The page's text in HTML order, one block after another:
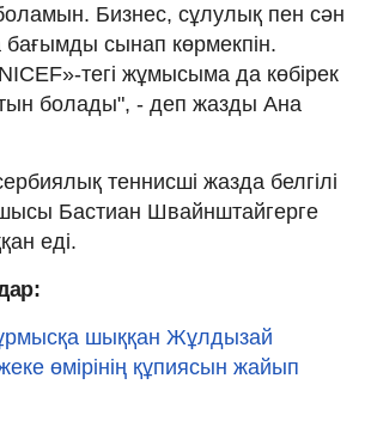
Бизнес, сұлулық пен сән
сынап көрмекпін.
тегі жұмысыма да көбірек
болады", - деп жазды Ана
теннисші жазда белгілі
Бастиан Швайнштайгерге
еді.
шыққан Жұлдызай
өмірінің құпиясын жайып